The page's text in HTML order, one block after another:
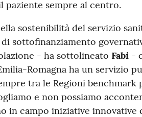
paziente sempre al centro.
sostenibilità del servizio
sottofinanziamento
- ha sottolineato Fabi -
Romagna ha un servizio
tra le Regioni benchmark
e non possiamo
in campo iniziative innovative